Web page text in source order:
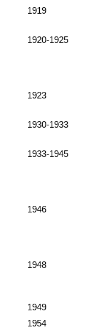
1919
1920-1925
1923
1930-1933
1933-1945
1946
1948
1949
1954